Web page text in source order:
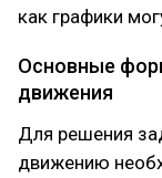
как графики
Основные
движения
Для решения
движению